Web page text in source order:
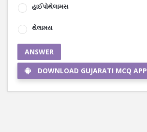
હાઈપોથેલામસ
થેલામસ
ANSWER
DOWNLOAD GUJARATI MCQ APP